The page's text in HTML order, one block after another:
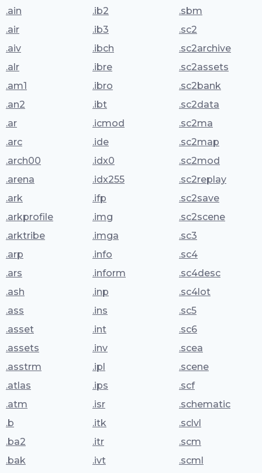
.ain
.air
.aiv
.alr
.am1
.an2
.ar
.arc
.arch00
.arena
.ark
.arkprofile
.arktribe
.arp
.ars
.ash
.ass
.asset
.assets
.asstrm
.atlas
.atm
.b
.ba2
.bak
.ib2
.ib3
.ibch
.ibre
.ibro
.ibt
.icmod
.ide
.idx0
.idx255
.ifp
.img
.imga
.info
.inform
.inp
.ins
.int
.inv
.ipl
.ips
.isr
.itk
.itr
.ivt
.sbm
.sc2
.sc2archive
.sc2assets
.sc2bank
.sc2data
.sc2ma
.sc2map
.sc2mod
.sc2replay
.sc2save
.sc2scene
.sc3
.sc4
.sc4desc
.sc4lot
.sc5
.sc6
.scea
.scene
.scf
.schematic
.sclvl
.scm
.scml